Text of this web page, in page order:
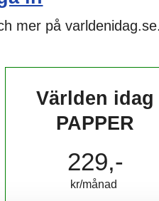
mer på
Världen idag
PAPPER
229,-
kr/månad ​​​​​​